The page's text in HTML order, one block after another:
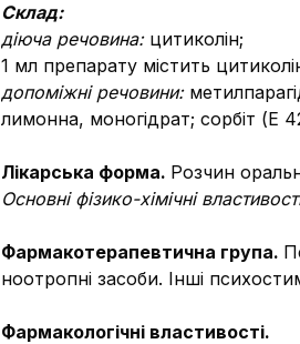
Склад:
діюча речовина: цитиколін;
1 мл препарату містить
допоміжні речовини:
лимонна, моногідрат; сорбіт (Е
Лікарська форма. Розчин
Основні фізико-хімічні
Фармакотерапевтична група.
ноотропні засоби. Інші
Фармакологічні властивості.